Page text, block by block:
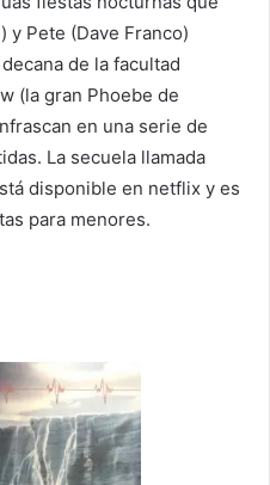
y Pete (Dave Franco)
de la facultad
(la gran Phoebe de
en una serie de
La secuela llamada
disponible en netflix y es
para menores.